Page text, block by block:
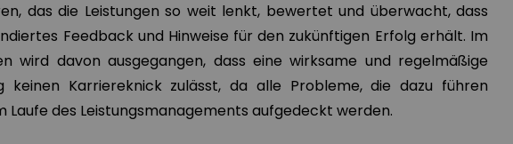
das die Leistungen so weit lenkt, bewertet und überwacht, dass
Feedback und Hinweise für den zukünftigen Erfolg erhält. Im
wird davon ausgegangen, dass eine wirksame und regelmäßige
keinen Karriereknick zulässt, da alle Probleme, die dazu führen
Laufe des Leistungsmanagements aufgedeckt werden.